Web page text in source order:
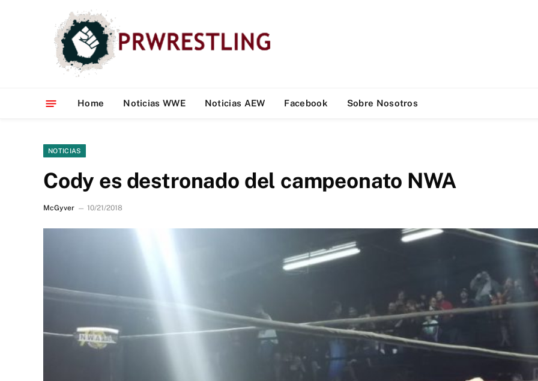
Home Noticias WWE Noticias AEW Facebook Sobre Nosotros
NOTICIAS
Cody es destronado del campeonato NWA
McGyver 10/21/2018